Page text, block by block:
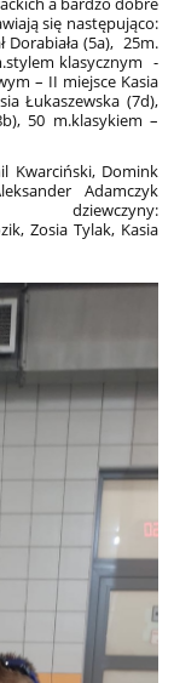
się następująco:
(5a), 25m.
klasycznym -
– II miejsce Kasia
Łukaszewska (7d),
50 m.klasykiem –
Kwarciński, Domink
Adamczyk
Zosia Tylak, Kasia